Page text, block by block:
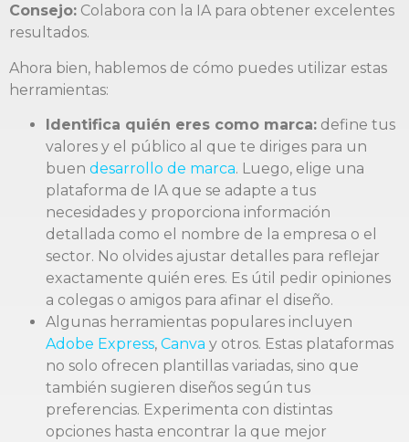
Consejo: Colabora con la IA para obtener excelentes
resultados.
Ahora bien, hablemos de cómo puedes utilizar estas
herramientas:
Identifica quién eres como marca: define tus
valores y el público al que te diriges para un
buen desarrollo de marca. Luego, elige una
plataforma de IA que se adapte a tus
necesidades y proporciona información
detallada como el nombre de la empresa o el
sector. No olvides ajustar detalles para reflejar
exactamente quién eres. Es útil pedir opiniones
a colegas o amigos para afinar el diseño.
Algunas herramientas populares incluyen
Adobe Express, Canva y otros. Estas plataformas
no solo ofrecen plantillas variadas, sino que
también sugieren diseños según tus
preferencias. Experimenta con distintas
opciones hasta encontrar la que mejor